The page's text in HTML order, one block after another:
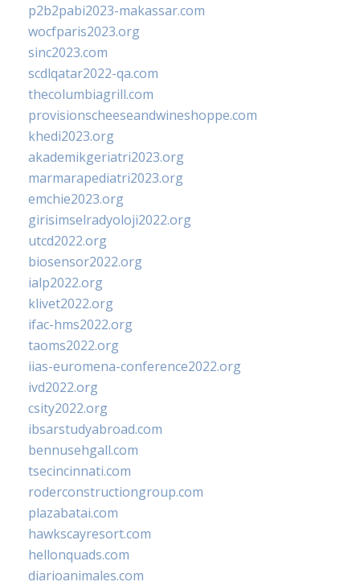
p2b2pabi2023-makassar.com
wocfparis2023.org
sinc2023.com
scdlqatar2022-qa.com
thecolumbiagrill.com
provisionscheeseandwineshoppe.com
khedi2023.org
akademikgeriatri2023.org
marmarapediatri2023.org
emchie2023.org
girisimselradyoloji2022.org
utcd2022.org
biosensor2022.org
ialp2022.org
klivet2022.org
ifac-hms2022.org
taoms2022.org
iias-euromena-conference2022.org
ivd2022.org
csity2022.org
ibsarstudyabroad.com
bennusehgall.com
tsecincinnati.com
roderconstructiongroup.com
plazabatai.com
hawkscayresort.com
hellonquads.com
diarioanimales.com